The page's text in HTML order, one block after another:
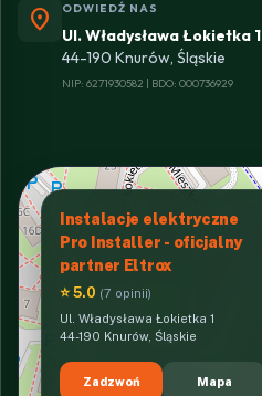
location_on ODWIEDŹ NAS
Ul. Władysława Łokietka 1
44-190 Knurów, Śląskie
NIP: 6271930582 | BDO: 000736929
Instalacje elektryczne
Pro Installer - oficjalny
partner Eltrox
⭐ 5.0 (7 opinii)
Ul. Władysława Łokietka 1
44-190 Knurów, Śląskie
Zadzwoń Mapa